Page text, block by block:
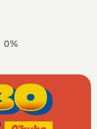
0%